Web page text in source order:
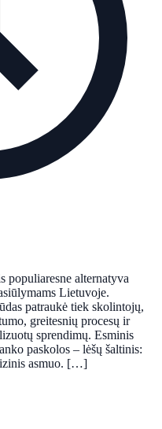
populiaresne alternatyva
Lietuvoje.
patraukė tiek skolintojų,
greitesnių procesų ir
sprendimų. Esminis
paskolos – lėšų šaltinis:
asmuo. […]